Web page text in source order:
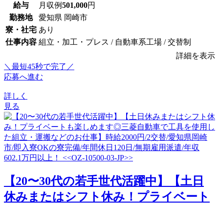
給与 月収例501,000円
勤務地
愛知県 岡崎市
寮・社宅 あり
仕事内容 組立・加工・プレス / 自動車系工場 / 交替制
詳細を表示
＼最短45秒で完了／
応募へ進む
詳しく
見る
【20〜30代の若手世代活躍中】【土日
休みまたはシフト休み！プライベート